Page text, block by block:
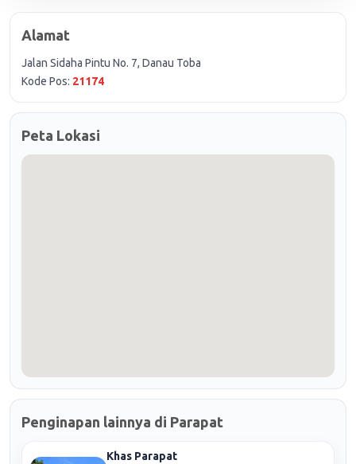
Alamat
Jalan Sidaha Pintu No. 7, Danau Toba
Kode Pos: 21174
Peta Lokasi
Penginapan lainnya di Parapat
Khas Parapat